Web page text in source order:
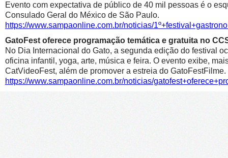
Evento com expectativa de público de 40 mil pessoas é o
Consulado Geral do México de São Paulo.
https://www.sampaonline.com.br/noticias/
GatoFest oferece programação temática e gratuita no
No Dia Internacional do Gato, a segunda edição do festival
oficina infantil, yoga, arte, música e feira. O evento exibe,
CatVideoFest, além de promover a estreia do GatoFestFilme.
https://www.sampaonline.com.br/noticias/